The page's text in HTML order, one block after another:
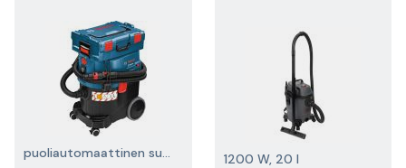
puoliautomaattinen suodattimen puhdistus, 1200 W, L-luokka 1200 W, 20 l